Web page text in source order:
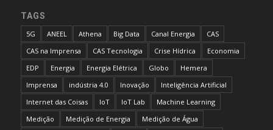
TAGS
5G ANEEL Athena Big Data Canal Energia
CAS
CAS na Imprensa
CAS Tecnologia Crise Hídrica
Economia
EDP
Energia Energia Elétrica Globo
Hemera
Imprensa
indústria 4.0 Inovação
Inteligência Artificial
Internet das Coisas
IoT IoT Lab
Machine Learning
Medição
Medição de Energia
Medição de Água